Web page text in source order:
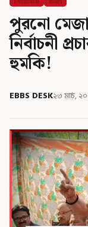
পুরনো
নির্বাচনী
হুমকি!
EBBS DESK২৩ মার্চ,